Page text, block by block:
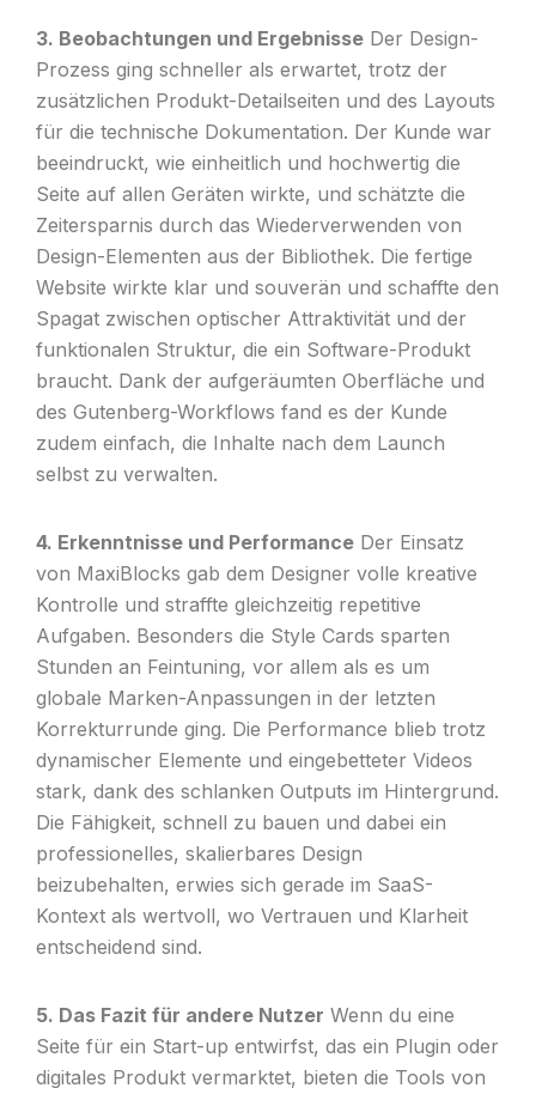
3. Beobachtungen und ErgebnisseDer Design-
Prozess ging schneller als erwartet, trotz der
zusätzlichen Produkt-Detailseiten und des Layouts
für die technische Dokumentation. Der Kunde war
beeindruckt, wie einheitlich und hochwertig die
Seite auf allen Geräten wirkte, und schätzte die
Zeitersparnis durch das Wiederverwenden von
Design-Elementen aus der Bibliothek. Die fertige
Website wirkte klar und souverän und schaffte den
Spagat zwischen optischer Attraktivität und der
funktionalen Struktur, die ein Software-Produkt
braucht. Dank der aufgeräumten Oberfläche und
des Gutenberg-Workflows fand es der Kunde
zudem einfach, die Inhalte nach dem Launch
selbst zu verwalten.
4. Erkenntnisse und PerformanceDer Einsatz
von MaxiBlocks gab dem Designer volle kreative
Kontrolle und straffte gleichzeitig repetitive
Aufgaben. Besonders die Style Cards sparten
Stunden an Feintuning, vor allem als es um
globale Marken-Anpassungen in der letzten
Korrekturrunde ging. Die Performance blieb trotz
dynamischer Elemente und eingebetteter Videos
stark, dank des schlanken Outputs im Hintergrund.
Die Fähigkeit, schnell zu bauen und dabei ein
professionelles, skalierbares Design
beizubehalten, erwies sich gerade im SaaS-
Kontext als wertvoll, wo Vertrauen und Klarheit
entscheidend sind.
5. Das Fazit für andere Nutzer Wenn du eine
Seite für ein Start-up entwirfst, das ein Plugin oder
digitales Produkt vermarktet, bieten die Tools von